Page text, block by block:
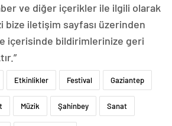
ve diğer içerikler ile ilgili olarak
bize iletişim sayfası üzerinden
içerisinde bildirimlerinize geri
Etkinlikler Festival Gaziantep
Müzik Şahinbey Sanat